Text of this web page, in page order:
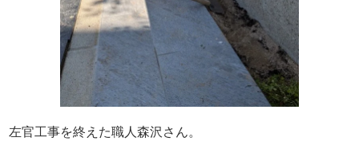
左官工事を終えた職人森沢さん。